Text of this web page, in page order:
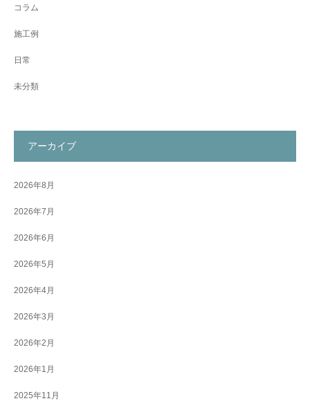
コラム
施工例
日常
未分類
アーカイブ
2026年8月
2026年7月
2026年6月
2026年5月
2026年4月
2026年3月
2026年2月
2026年1月
2025年11月